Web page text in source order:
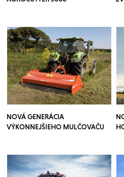
NOVÁ GENERÁCIA
VÝKONNEJŠIEHO MULČOVAČU